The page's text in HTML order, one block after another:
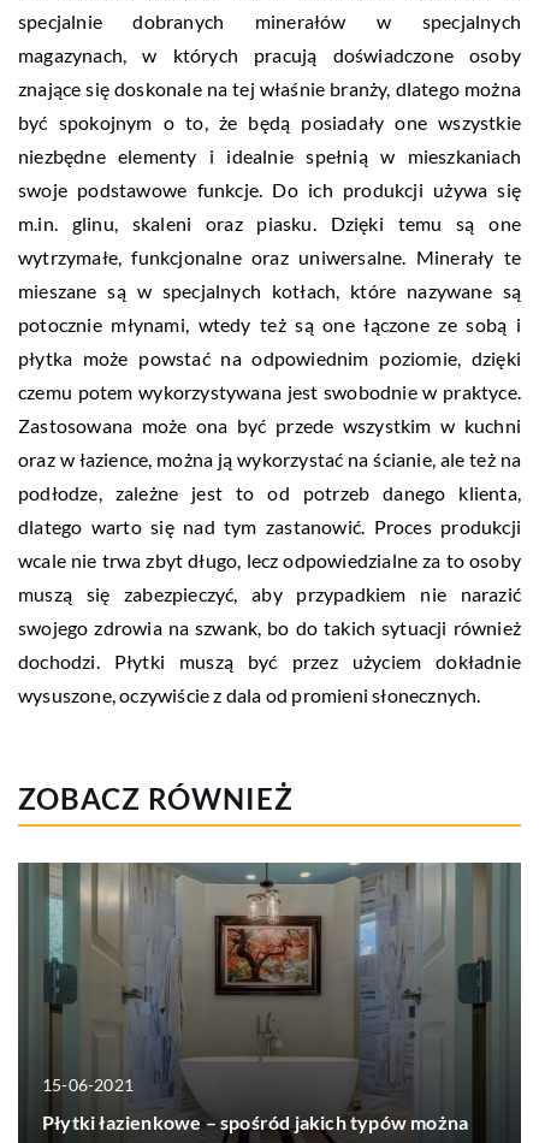
specjalnie dobranych minerałów w specjalnych
magazynach, w których pracują doświadczone osoby
znające się doskonale na tej właśnie branży, dlatego można
być spokojnym o to, że będą posiadały one wszystkie
niezbędne elementy i idealnie spełnią w mieszkaniach
swoje podstawowe funkcje. Do ich produkcji używa się
m.in. glinu, skaleni oraz piasku. Dzięki temu są one
wytrzymałe, funkcjonalne oraz uniwersalne. Minerały te
mieszane są w specjalnych kotłach, które nazywane są
potocznie młynami, wtedy też są one łączone ze sobą i
płytka może powstać na odpowiednim poziomie, dzięki
czemu potem wykorzystywana jest swobodnie w praktyce.
Zastosowana może ona być przede wszystkim w kuchni
oraz w łazience, można ją wykorzystać na ścianie, ale też na
podłodze, zależne jest to od potrzeb danego klienta,
dlatego warto się nad tym zastanowić. Proces produkcji
wcale nie trwa zbyt długo, lecz odpowiedzialne za to osoby
muszą się zabezpieczyć, aby przypadkiem nie narazić
swojego zdrowia na szwank, bo do takich sytuacji również
dochodzi. Płytki muszą być przez użyciem dokładnie
wysuszone, oczywiście z dala od promieni słonecznych.
ZOBACZ RÓWNIEŻ
15-06-2021
Płytki łazienkowe – spośród jakich typów można